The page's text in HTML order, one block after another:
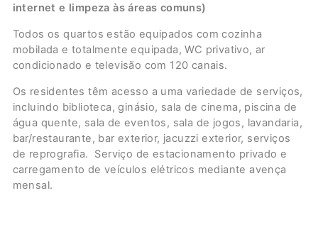
internet e limpeza às áreas comuns)
Todos os quartos estão equipados com cozinha
mobilada e totalmente equipada, WC privativo, ar
condicionado e televisão com 120 canais.
Os residentes têm acesso a uma variedade de serviços,
incluindo biblioteca, ginásio, sala de cinema, piscina de
água quente, sala de eventos, sala de jogos, lavandaria,
bar/restaurante, bar exterior, jacuzzi exterior, serviços
de reprografia. Serviço de estacionamento privado e
carregamento de veículos elétricos mediante avença
mensal.